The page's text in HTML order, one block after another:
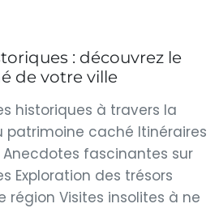
: découvrez le
de votre ville
historiques à travers la
patrimoine caché Itinéraires
fascinantes sur
Exploration des trésors
région Visites insolites à ne